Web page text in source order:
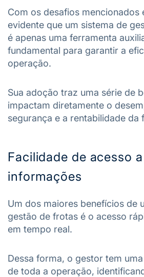
Com os desafios mencionados
evidente que um sistema de
é apenas uma ferramenta
fundamental para garantir a
operação.
Sua adoção traz uma série de
impactam diretamente o
segurança e a rentabilidade da
Facilidade de acesso
informações
Um dos maiores benefícios de
gestão de frotas é o acesso
em tempo real.
Dessa forma, o gestor tem
de toda a operação,